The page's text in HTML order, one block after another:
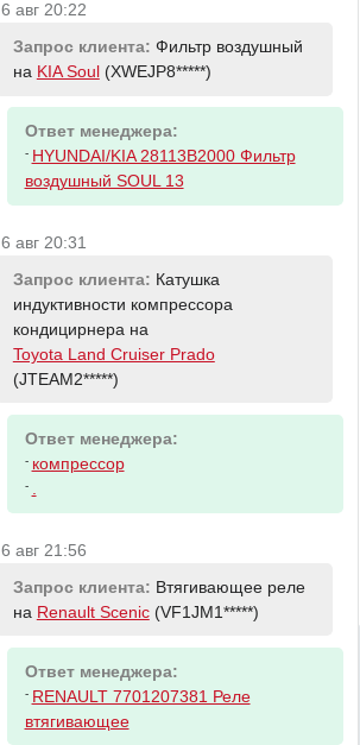
6 авг 20:22
Запрос клиента: Фильтр воздушный
на KIA Soul (XWEJP8*****)
Ответ менеджера:
- HYUNDAI/KIA 28113B2000 Фильтр
воздушный SOUL 13
6 авг 20:31
Запрос клиента: Катушка
индуктивности компрессора
кондицирнера на
Toyota Land Cruiser Prado
(JTEAM2*****)
Ответ менеджера:
- компрессор
-
6 авг 21:56
Запрос клиента: Втягивающее реле
на Renault Scenic(VF1JM1*****)
Ответ менеджера:
- RENAULT 7701207381 Реле
втягивающее